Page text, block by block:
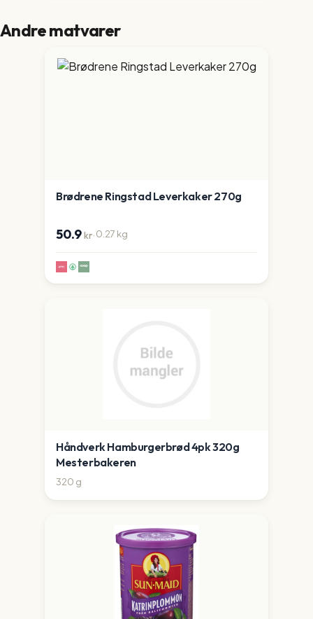
Andre matvarer
Brødrene Ringstad Leverkaker 270g
50.9kr·0.27 kg
Håndverk Hamburgerbrød 4pk 320g
Mesterbakeren
320 g